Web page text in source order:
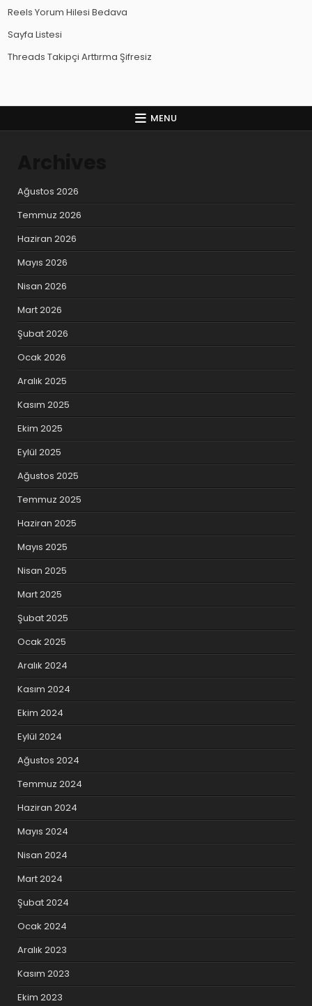
Reels Yorum Hilesi Bedava
Sayfa Listesi
Threads Takipçi Arttırma Şifresiz
MENU
Ağustos 2026
Temmuz 2026
Haziran 2026
Mayıs 2026
Nisan 2026
Mart 2026
Şubat 2026
Ocak 2026
Aralık 2025
Kasım 2025
Ekim 2025
Eylül 2025
Ağustos 2025
Temmuz 2025
Haziran 2025
Mayıs 2025
Nisan 2025
Mart 2025
Şubat 2025
Ocak 2025
Aralık 2024
Kasım 2024
Ekim 2024
Eylül 2024
Ağustos 2024
Temmuz 2024
Haziran 2024
Mayıs 2024
Nisan 2024
Mart 2024
Şubat 2024
Ocak 2024
Aralık 2023
Kasım 2023
Ekim 2023